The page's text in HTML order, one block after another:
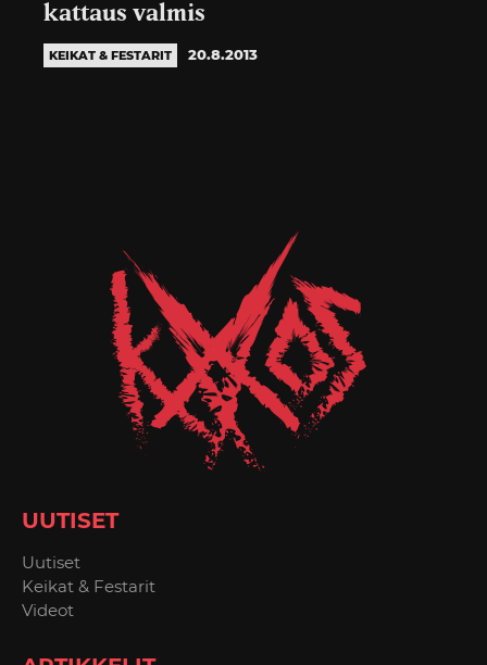
kattaus valmis
KEIKAT & FESTARIT 20.8.2013
UUTISET
Uutiset
Keikat & Festarit
Videot